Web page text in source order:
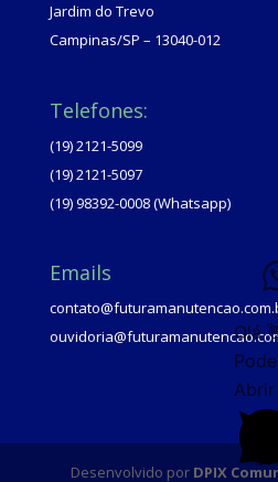
Jardim do Trevo
Campinas/SP – 13040-012
Telefones:
(19) 2121-5099
(19) 2121-5097
(19) 98392-0008 (Whatsapp)
Emails
Desenvolvido por DPIX
Olá